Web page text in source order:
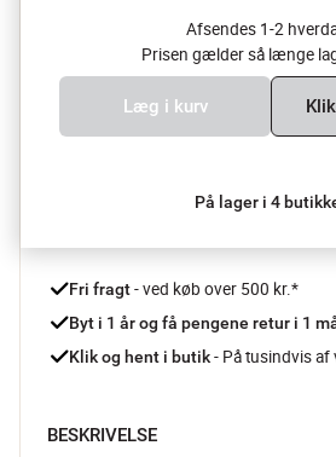
Afsendes 1-2
Prisen gælder så længe
Læg i kurv
På lager i 4
Fri fragt - ved køb over 500 kr.*
Byt i 1 år og få pengene retur i 1
Klik og hent i butik - På tusindvis af
BESKRIVELSE